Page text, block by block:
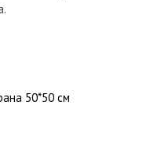
50*50 см